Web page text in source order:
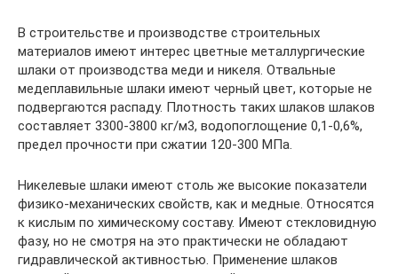
В строительстве и производстве строительных
материалов имеют интерес цветные металлургические
шлаки от производства меди и никеля. Отвальные
медеплавильные шлаки имеют черный цвет, которые не
подвергаются распаду. Плотность таких шлаков шлаков
составляет 3300-3800 кг/м3, водопоглощение 0,1-0,6%,
предел прочности при сжатии 120-300 МПа.
Никелевые шлаки имеют столь же высокие показатели
физико-механических свойств, как и медные. Относятся
к кислым по химическому составу. Имеют стекловидную
фазу, но не смотря на это практически не обладают
гидравлической активностью. Применение шлаков